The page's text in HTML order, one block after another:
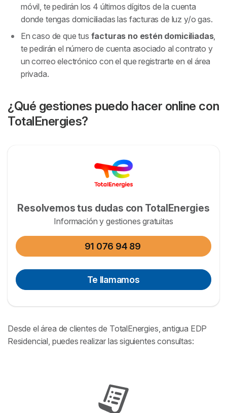
móvil, te pedirán los 4 últimos dígitos de la cuenta
donde tengas domiciliadas las facturas de luz y/o gas.
En caso de que tus facturas no estén domiciliadas,
te pedirán el número de cuenta asociado al contrato y
un correo electrónico con el que registrarte en el área
privada.
¿Qué gestiones puedo hacer online con
TotalEnergies?
Resolvemos tus dudas con TotalEnergies
Información y gestiones gratuitas
91 076 94 89
Te llamamos
Desde el área de clientes de TotalEnergies, antigua EDP
Residencial, puedes realizar las siguientes consultas: